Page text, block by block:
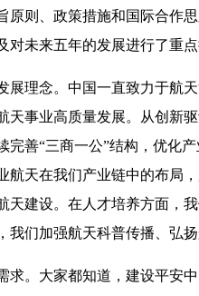
原则、政策措施和国际合作
对未来五年的发展进行了重
展理念。中国一直致力于航
天事业高质量发展。从创新
完善“三商一公”结构，优化
航天在我们产业链中的布局
天建设。在人才培养方面，
我们加强航天科普传播、弘
求。大家都知道，建设平安